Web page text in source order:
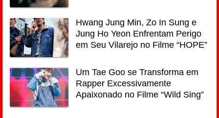
Hwang Jung Min, Zo In Sung e
Jung Ho Yeon Enfrentam Perigo
em Seu Vilarejo no Filme “HOPE”
Um Tae Goo se Transforma em
Rapper Excessivamente
Apaixonado no Filme “Wild Sing”